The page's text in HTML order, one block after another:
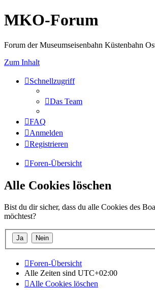
MKO-Forum
Forum der Museumseisenbahn Küstenbahn
Zum Inhalt
Schnellzugriff
Das Team
FAQ
Anmelden
Registrieren
Foren-Übersicht
Alle Cookies löschen
Bist du dir sicher, dass du alle Cookies des
möchtest?
Foren-Übersicht
Alle Zeiten sind UTC+02:00
Alle Cookies löschen